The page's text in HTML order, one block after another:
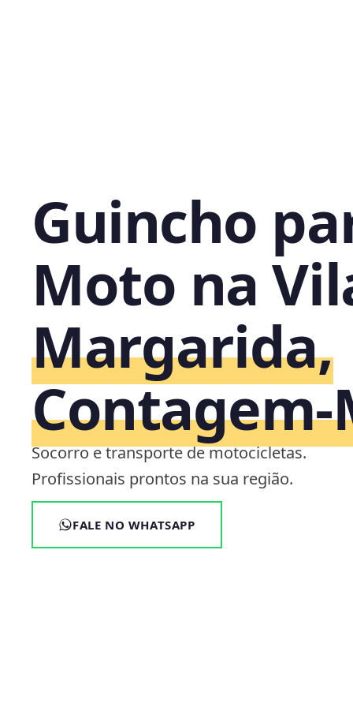
Guincho
Moto na
Margarida,
Socorro e transporte de motocicletas.
Profissionais prontos na sua região.
FALE NO WHATSAPP